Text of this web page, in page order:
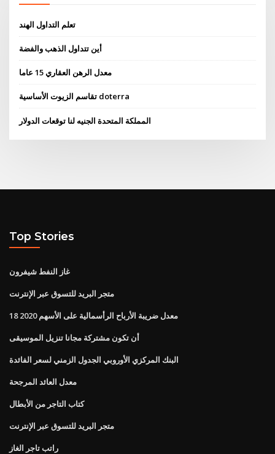
تعلم التداول الهند
أين تتداول الذهب والفضة
معدل الرهن العقاري 15 عاما
تقاسم الزيوت الأساسية doterra
المملكة المتحدة الجنيه لنا توقعات الدولار
Top Stories
غاز النفط شيفرون
متجر البريد للتسوق عبر الإنترنت
معدل ضريبة الأرباح الرأسمالية على الأسهم 2020 18
أن تكون مشتركة مجانا تنزيل الموسيقى
البنك المركزي الأوروبي الجدول الزمني لسعر الفائدة
معدل العائد المرجحة
كتاب التاجر من الأبطال
متجر البريد للتسوق عبر الإنترنت
راتب تاجر الغاز